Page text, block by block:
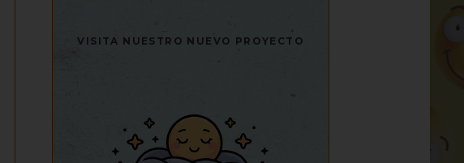
VISITA NUESTRO NUEVO PROYECTO